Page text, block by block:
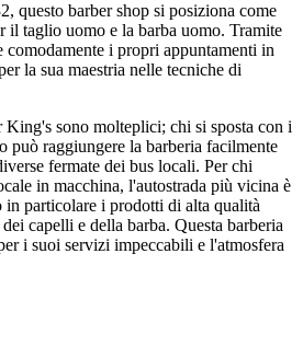
questo barber shop si posiziona come
il taglio uomo e la barba uomo. Tramite
comodamente i propri appuntamenti in
la sua maestria nelle tecniche di
King's sono molteplici; chi si sposta con i
può raggiungere la barberia facilmente
fermate dei bus locali. Per chi
in macchina, l'autostrada più vicina è
particolare i prodotti di alta qualità
capelli e della barba. Questa barberia
i suoi servizi impeccabili e l'atmosfera